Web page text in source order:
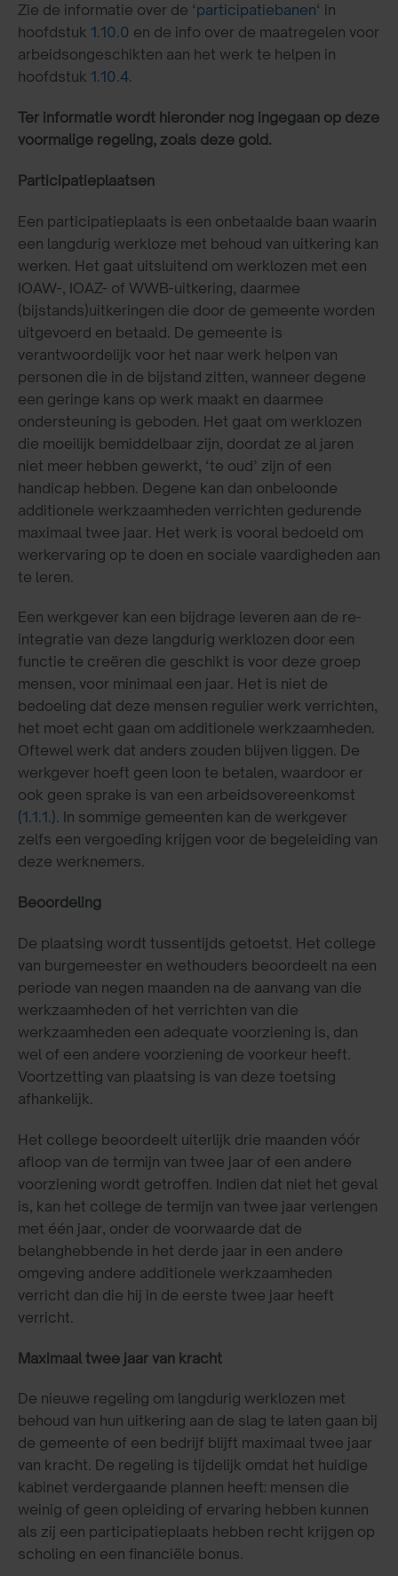
Zie de informatie over de ‘participatiebanen‘ in
hoofdstuk 1.10.0 en de info over de maatregelen voor
arbeidsongeschikten aan het werk te helpen in
hoofdstuk 1.10.4.
Ter informatie wordt hieronder nog ingegaan op deze
voormalige regeling, zoals deze gold.
Participatieplaatsen
Een participatieplaats is een onbetaalde baan waarin
een langdurig werkloze met behoud van uitkering kan
werken. Het gaat uitsluitend om werklozen met een
IOAW-, IOAZ- of WWB-uitkering, daarmee
(bijstands)uitkeringen die door de gemeente worden
uitgevoerd en betaald. De gemeente is
verantwoordelijk voor het naar werk helpen van
personen die in de bijstand zitten, wanneer degene
een geringe kans op werk maakt en daarmee
ondersteuning is geboden. Het gaat om werklozen
die moeilijk bemiddelbaar zijn, doordat ze al jaren
niet meer hebben gewerkt, ‘te oud’ zijn of een
handicap hebben. Degene kan dan onbeloonde
additionele werkzaamheden verrichten gedurende
maximaal twee jaar. Het werk is vooral bedoeld om
werkervaring op te doen en sociale vaardigheden aan
te leren.
Een werkgever kan een bijdrage leveren aan de re-
integratie van deze langdurig werklozen door een
functie te creëren die geschikt is voor deze groep
mensen, voor minimaal een jaar. Het is niet de
bedoeling dat deze mensen regulier werk verrichten,
het moet echt gaan om additionele werkzaamheden.
Oftewel werk dat anders zouden blijven liggen. De
werkgever hoeft geen loon te betalen, waardoor er
ook geen sprake is van een arbeidsovereenkomst
(1.1.1.). In sommige gemeenten kan de werkgever
zelfs een vergoeding krijgen voor de begeleiding van
deze werknemers.
Beoordeling
De plaatsing wordt tussentijds getoetst. Het college
van burgemeester en wethouders beoordeelt na een
periode van negen maanden na de aanvang van die
werkzaamheden of het verrichten van die
werkzaamheden een adequate voorziening is, dan
wel of een andere voorziening de voorkeur heeft.
Voortzetting van plaatsing is van deze toetsing
afhankelijk.
Het college beoordeelt uiterlijk drie maanden vóór
afloop van de termijn van twee jaar of een andere
voorziening wordt getroffen. Indien dat niet het geval
is, kan het college de termijn van twee jaar verlengen
met één jaar, onder de voorwaarde dat de
belanghebbende in het derde jaar in een andere
omgeving andere additionele werkzaamheden
verricht dan die hij in de eerste twee jaar heeft
verricht.
Maximaal twee jaar van kracht
De nieuwe regeling om langdurig werklozen met
behoud van hun uitkering aan de slag te laten gaan bij
de gemeente of een bedrijf blijft maximaal twee jaar
van kracht. De regeling is tijdelijk omdat het huidige
kabinet verdergaande plannen heeft: mensen die
weinig of geen opleiding of ervaring hebben kunnen
als zij een participatieplaats hebben recht krijgen op
scholing en een financiële bonus.